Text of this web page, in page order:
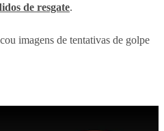
de resgate.
imagens de tentativas de golpe